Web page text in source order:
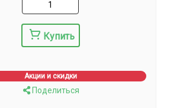
Купить
Акции и скидки
Поделиться